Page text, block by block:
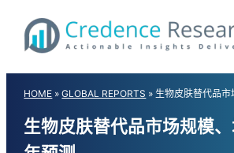
content
HOME »GLOBAL REPORTS » 生物皮肤替代品市
生物皮肤替代品市场规模